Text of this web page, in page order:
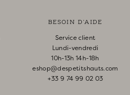
BESOIN D'AIDE
Service client
Lundi-vendredi
10h-13h 14h-18h
eshop@despetitshauts.com
+33 9 74 99 02 03